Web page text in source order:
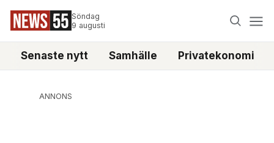
Söndag
9 augusti
Senaste nytt Samhälle Privatekonomi
ANNONS